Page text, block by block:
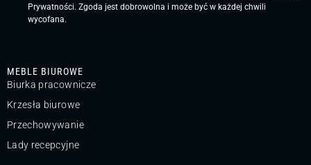
MEBLE BIUROWE
Biurka pracownicze
Krzesła biurowe
Przechowywanie
Lady recepcyjne
Prywatności. Zgoda jest dobrowolna i może być w każdej chwili
wycofana.